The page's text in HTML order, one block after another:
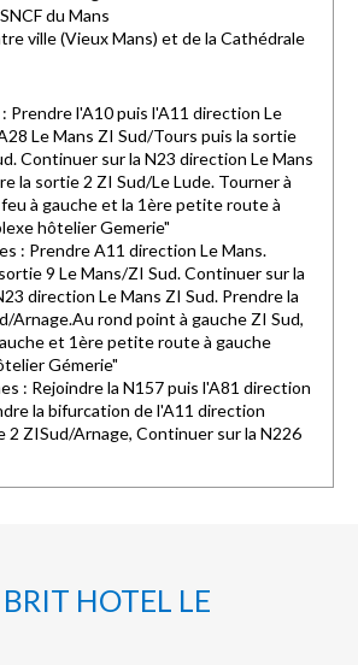
du Mans
ville (Vieux Mans) et de la Cathédrale
: Prendre l'A10 puis l'A11 direction Le
Le Mans ZI Sud/Tours puis la sortie
Continuer sur la N23 direction Le Mans
la sortie 2 ZI Sud/Le Lude. Tourner à
à gauche et la 1ère petite route à
hôtelier Gemerie"
: Prendre A11 direction Le Mans.
9 Le Mans/ZI Sud. Continuer sur la
direction Le Mans ZI Sud. Prendre la
Arnage.Au rond point à gauche ZI Sud,
et 1ère petite route à gauche
Gémerie"
: Rejoindre la N157 puis l'A81 direction
la bifurcation de l'A11 direction
2 ZISud/Arnage, Continuer sur la N226
HOTEL LE